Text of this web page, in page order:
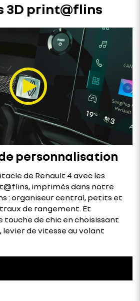
3D print@flins
personnalisation
de Renault 4 avec les
imprimés dans notre
: organiseur central, petits et
de rangement. Et
touche de chic en choisissant
de vitesse au volant